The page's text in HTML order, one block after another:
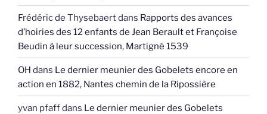
Frédéric de Thysebaertdans Rapports des avances
d’hoiries des 12 enfants de Jean Berault et Françoise
Beudin à leur succession, Martigné 1539
OH dans Le dernier meunier des Gobelets encore en
action en 1882, Nantes chemin de la Ripossière
yvan pfaffdans Le dernier meunier des Gobelets